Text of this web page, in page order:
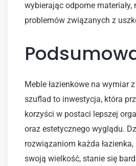
wybierając odporne
problemów związanych z
Meble łazienkowe na wymiar
szuflad to inwestycja, która
korzyści w postaci lepszej
oraz estetycznego wyglądu.
rozwiązaniom każda
swoją wielkość, stanie się